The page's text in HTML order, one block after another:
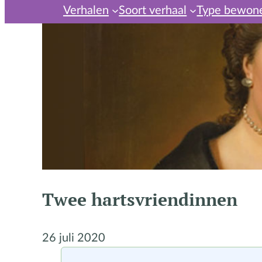
Verhalen Soort verhaal Type
Twee hartsvriendinnen
26 juli 2020